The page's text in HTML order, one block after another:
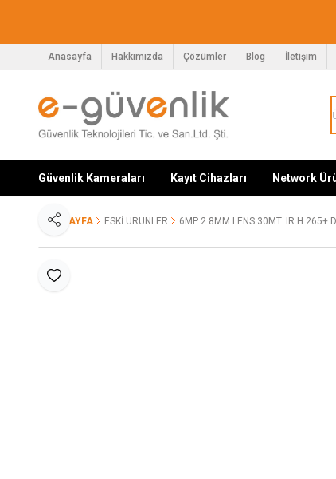
Anasayfa Hakkımızda Çözümler Blog İletişim
Güvenlik Kameraları Kayıt Cihazları Network
ANA SAYFA ESKİ ÜRÜNLER 6MP 2.8MM LENS 30MT. IR H.265+
Favoriye Ekle
Paylaş